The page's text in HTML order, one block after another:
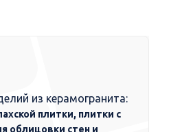
из керамогранита:
плитки, плитки с
облицовки стен и